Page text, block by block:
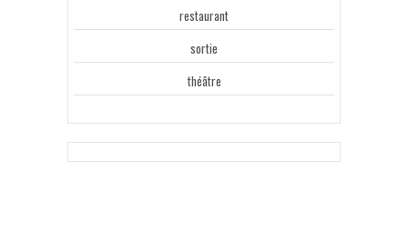
restaurant
sortie
théâtre